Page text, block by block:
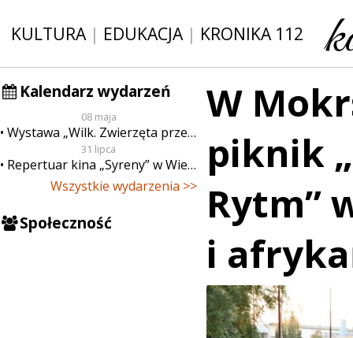
KULTURA| EDUKACJA| KRONIKA 112
Kalendarz wydarzeń
08 maja
Wystawa „Wilk. Zwierzęta przeklęte”
31 lipca
Repertuar kina „Syreny” w Wieluniu w dn. od 31 lipca do 6 sierpnia
Wszystkie wydarzenia >>
Społeczność
W
piknik
Rytm”
i